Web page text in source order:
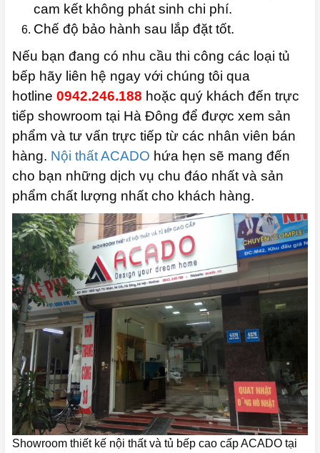
cam kết không phát sinh chi phí.
Chế độ bảo hành sau lắp đặt tốt.
Nếu bạn đang có nhu cầu thi công các loại tủ
bếp hãy liên hệ ngay với chúng tôi qua
hotline 0942.246.188 hoặc quý khách đến trực
tiếp showroom tại Hà Đông để được xem sản
phẩm và tư vấn trực tiếp từ các nhân viên bán
hàng. Nội thất ACADO hứa hẹn sẽ mang đến
cho bạn những dịch vụ chu đáo nhất và sản
phẩm chất lượng nhất cho khách hàng.
Showroom thiết kế nội thất và tủ bếp cao cấp ACADO tại